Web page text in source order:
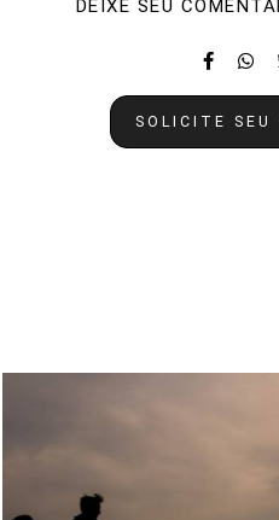
DEIXE SEU
SOLICITE SEU